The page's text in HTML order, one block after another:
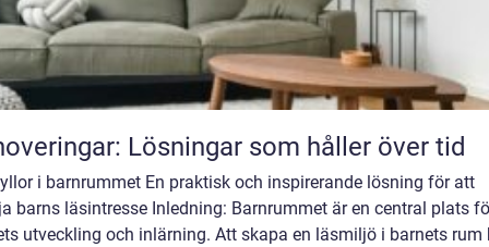
Lösningar som håller över tid
i barnrummet En praktisk och inspirerande lösning för att
barns läsintresse Inledning: Barnrummet är en central plats
utveckling och inlärning. Att skapa en läsmiljö i barnets rum